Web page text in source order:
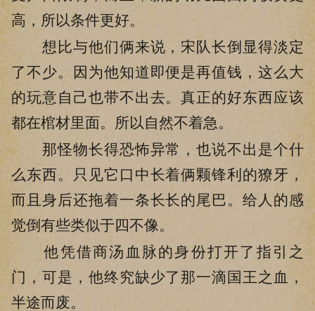
高，所以条件更好。
想比与他们俩来说，宋队长倒显得淡定
了不少。因为他知道即便是再值钱，这么大
的玩意自己也带不出去。真正的好东西应该
都在棺材里面。所以自然不着急。
那怪物长得恐怖异常，也说不出是个什
么东西。只见它口中长着俩颗锋利的獠牙，
而且身后还拖着一条长长的尾巴。给人的感
觉倒有些类似于四不像。
他凭借商汤血脉的身份打开了指引之
门，可是，他终究缺少了那一滴国王之血，
半途而废。